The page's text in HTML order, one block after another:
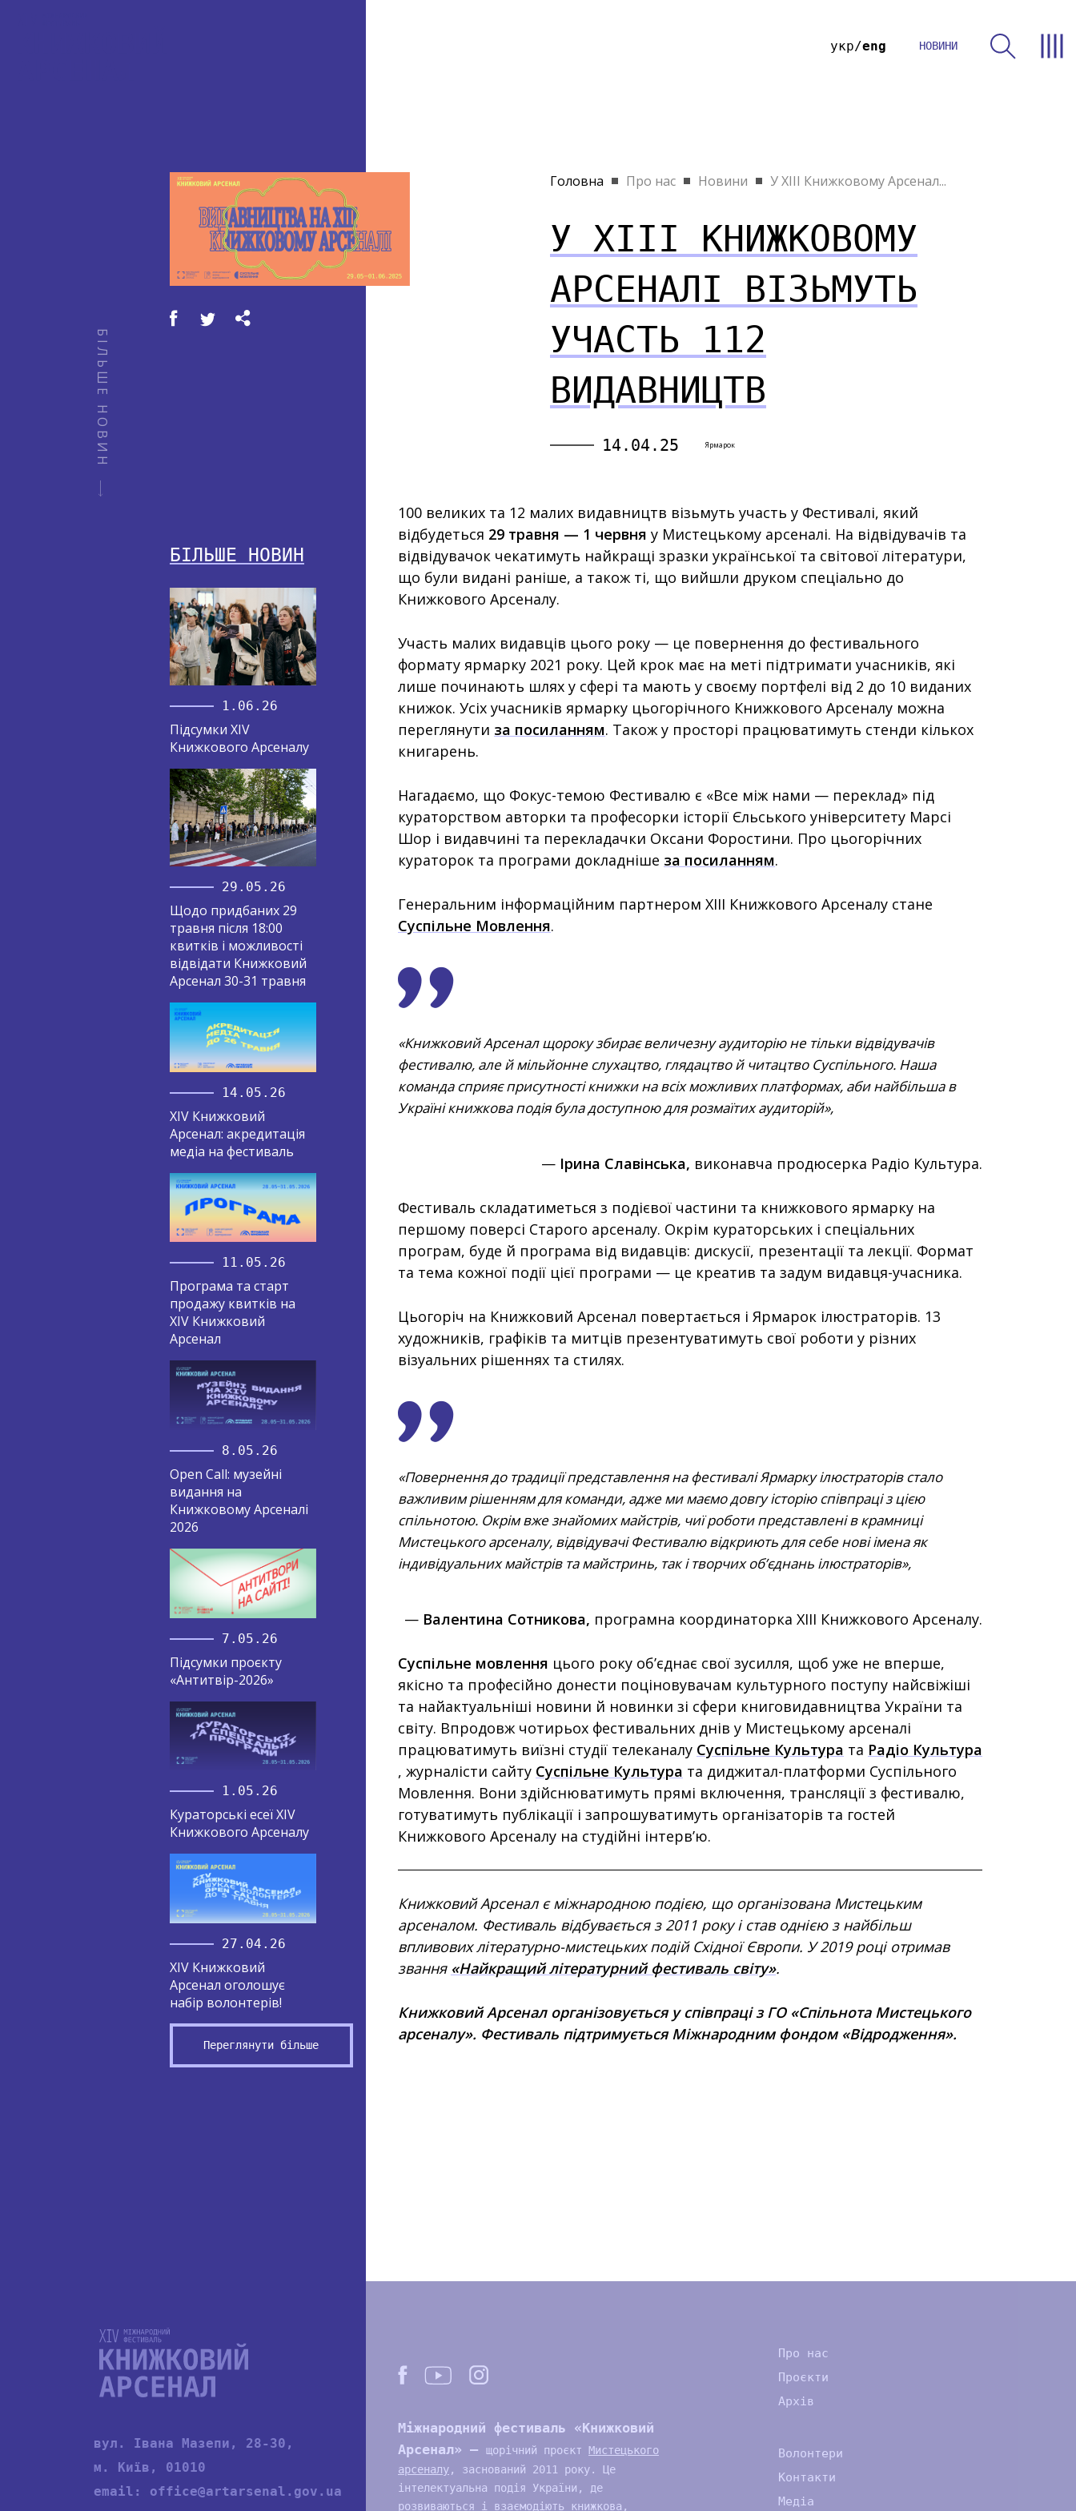
укр eng НОВИНИ
БІЛЬШЕ НОВИН
Головна Про нас Новини У ХІІІ Книжковому Арсенал...
У ХІІІ КНИЖКОВОМУ
АРСЕНАЛІ ВІЗЬМУТЬ
УЧАСТЬ 112
ВИДАВНИЦТВ
14.04.25 Ярмарок
БІЛЬШЕ НОВИН
1.06.26
Підсумки XIV
Книжкового Арсеналу
29.05.26
Щодо придбаних 29
травня після 18:00
квитків і можливості
відвідати Книжковий
Арсенал 30-31 травня
14.05.26
XIV Книжковий
Арсенал: акредитація
медіа на фестиваль
11.05.26
Програма та старт
продажу квитків на
XIV Книжковий
Арсенал
8.05.26
Open Call: музейні
видання на
Книжковому Арсеналі
2026
7.05.26
Підсумки проєкту
«Антитвір-2026»
1.05.26
Кураторські есеї XIV
Книжкового Арсеналу
27.04.26
XIV Книжковий
Арсенал оголошує
набір волонтерів!
Переглянути більше
100 великих та 12 малих видавництв візьмуть участь у Фестивалі, який
відбудеться 29 травня — 1 червня у Мистецькому арсеналі. На відвідувачів та
відвідувачок чекатимуть найкращі зразки української та світової літератури,
що були видані раніше, а також ті, що вийшли друком спеціально до
Книжкового Арсеналу.
Участь малих видавців цього року — це повернення до фестивального
формату ярмарку 2021 року. Цей крок має на меті підтримати учасників, які
лише починають шлях у сфері та мають у своєму портфелі від 2 до 10 виданих
книжок. Усіх учасників ярмарку цьогорічного Книжкового Арсеналу можна
переглянути за посиланням. Також у просторі працюватимуть стенди кількох
книгарень.
Нагадаємо, що Фокус-темою Фестивалю є «Все між нами — переклад» під
кураторством авторки та професорки історії Єльського університету Марсі
Шор і видавчині та перекладачки Оксани Форостини. Про цьогорічних
кураторок та програми докладніше за посиланням.
Генеральним інформаційним партнером ХІІІ Книжкового Арсеналу стане
Суспільне Мовлення.
Книжковий Арсенал щороку збирає величезну аудиторію не тільки відвідувачів
фестивалю, але й мільйонне слухацтво, глядацтво й читацтво Суспільного. Наша
команда сприяє присутності книжки на всіх можливих платформах, аби найбільша в
Україні книжкова подія була доступною для розмаїтих аудиторій
— Ірина Славінська, виконавча продюсерка Радіо Культура.
Фестиваль складатиметься з подієвої частини та книжкового ярмарку на
першому поверсі Старого арсеналу. Окрім кураторських і спеціальних
програм, буде й програма від видавців: дискусії, презентації та лекції. Формат
та тема кожної події цієї програми — це креатив та задум видавця-учасника.
Цьогоріч на Книжковий Арсенал повертається і Ярмарок ілюстраторів. 13
художників, графіків та митців презентуватимуть свої роботи у різних
візуальних рішеннях та стилях.
Повернення до традиції представлення на фестивалі Ярмарку ілюстраторів стало
важливим рішенням для команди, адже ми маємо довгу історію співпраці з цією
спільнотою. Окрім вже знайомих майстрів, чиї роботи представлені в крамниці
Мистецького арсеналу, відвідувачі Фестивалю відкриють для себе нові імена як
індивідуальних майстрів та майстринь, так і творчих обʼєднань ілюстраторів
— Валентина Сотникова, програмна координаторка ХІІІ Книжкового Арсеналу.
Суспільне мовлення цього року об’єднає свої зусилля, щоб уже не вперше,
якісно та професійно донести поціновувачам культурного поступу найсвіжіші
та найактуальніші новини й новинки зі сфери книговидавництва України та
світу. Впродовж чотирьох фестивальних днів у Мистецькому арсеналі
працюватимуть виїзні студії телеканалу Суспільне Культура та Радіо Культура
, журналісти сайту Суспільне Культура та диджитал-платформи Суспільного
Мовлення. Вони здійснюватимуть прямі включення, трансляції з фестивалю,
готуватимуть публікації і запрошуватимуть організаторів та гостей
Книжкового Арсеналу на студійні інтерв’ю.
Книжковий Арсенал є міжнародною подією, що організована Мистецьким
арсеналом. Фестиваль відбувається з 2011 року і став однією з найбільш
впливових літературно-мистецьких подій Східної Європи. У 2019 році отримав
звання «Найкращий літературний фестиваль світу».
Книжковий Арсенал організовується у співпраці з ГО «Спільнота Мистецького
арсеналу». Фестиваль підтримується Міжнародним фондом «Відродження».
вул. Івана Мазепи, 28-30,
м. Київ, 01010
email: office@artarsenal.gov.ua
Міжнародний фестиваль «Книжковий
Арсенал» —
щорічний проєкт Мистецького
арсеналу, заснований 2011 року. Це
інтелектуальна подія України, де
розвиваються і взаємодіють книжкова,
Про нас
Проєкти
Архів
Волонтери
Контакти
Медіа